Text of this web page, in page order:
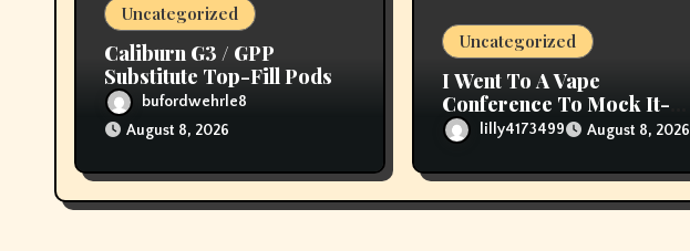
Uncategorized
Caliburn G3 / GPP
Substitute Top-Fill Pods
bufordwehrle8
August 8, 2026
Uncategorized
I Went To A Vape
Conference To Mock It-
then The Vapers Changed
My Thoughts
lilly4173499 August 8, 2026